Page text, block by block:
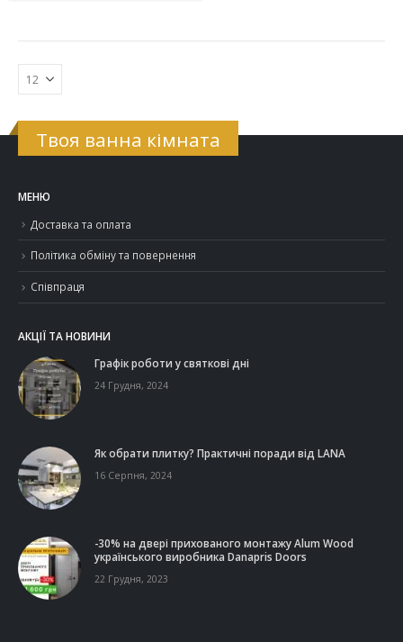
Твоя ванна кімната
МЕНЮ
Доставка та оплата
Політика обміну та повернення
Співпраця
АКЦІЇ ТА НОВИНИ
Графік роботи у святкові дні
24 Грудня, 2024
Як обрати плитку? Практичні поради від LANA
16 Серпня, 2024
-30% на двері прихованого монтажу Alum Wood
українського виробника Danapris Doors
22 Грудня, 2023